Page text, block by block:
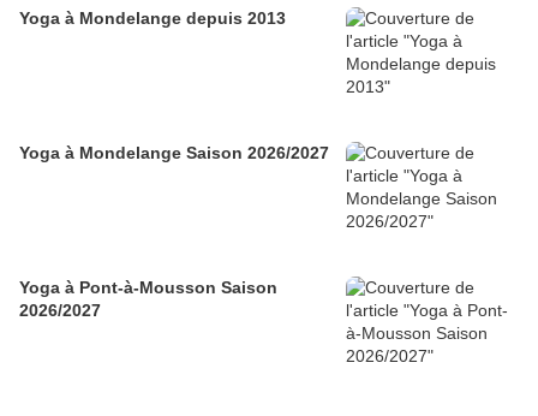
Yoga à Mondelange depuis 2013
Yoga à Mondelange Saison 2026/2027
Yoga à Pont-à-Mousson Saison
2026/2027